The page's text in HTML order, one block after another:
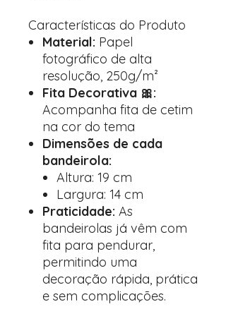
Características do Produto
Material: Papel
fotográfico de alta
resolução, 250g/m²
Fita Decorativa 🎀:
Acompanha fita de cetim
na cor do tema
Dimensões de cada
bandeirola:
Altura: 19 cm
Largura: 14 cm
Praticidade: As
bandeirolas já vêm com
fita para pendurar,
permitindo uma
decoração rápida, prática
e sem complicações.